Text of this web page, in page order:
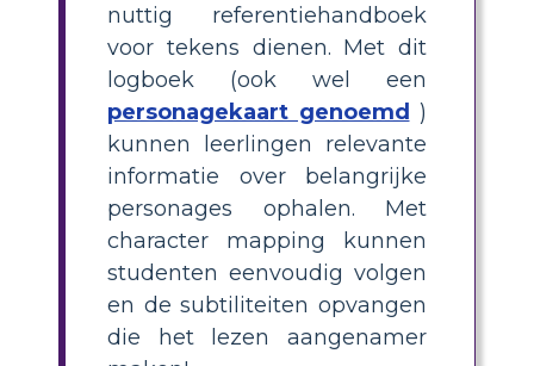
nuttig referentiehandboek
voor tekens dienen. Met dit
logboek (ook wel een
personagekaart genoemd )
kunnen leerlingen relevante
informatie over belangrijke
personages ophalen. Met
character mapping kunnen
studenten eenvoudig volgen
en de subtiliteiten opvangen
die het lezen aangenamer